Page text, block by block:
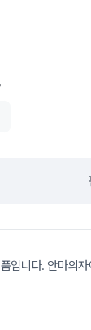
입니다. 안마의